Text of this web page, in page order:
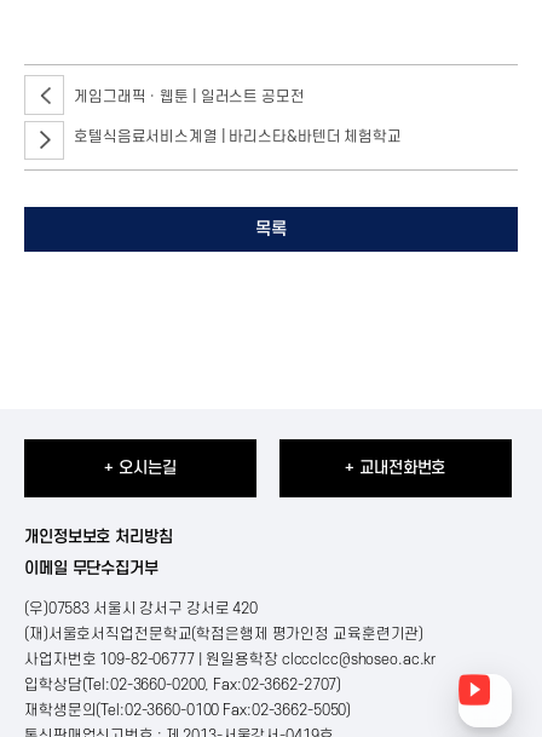
게임그래픽ㆍ웹툰 | 일러스트 공모전
호텔식음료서비스계열 | 바리스타&바텐더 체험학교
목록
+ 오시는길 + 교내전화번호
개인정보보호 처리방침
이메일 무단수집거부
(우)07583 서울시 강서구 강서로 420
(재)서울호서직업전문학교(학점은행제 평가인정 교육훈련기관)
사업자번호 109-82-06777 | 원일용학장 clccclcc@shoseo.ac.kr
입학상담(Tel:02-3660-0200, Fax:02-3662-2707)
재학생문의(Tel:02-3660-0100 Fax:02-3662-5050)